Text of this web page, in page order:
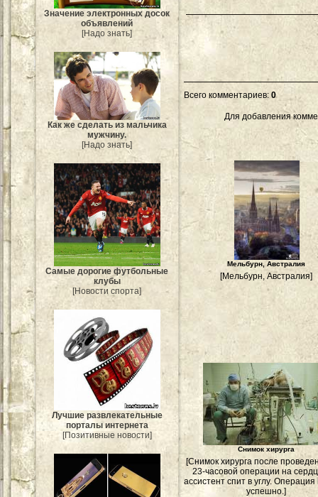
Значение электронных досок
объявлений
[Надо знать]
Как же сделать из мальчика
мужчину.
[Надо знать]
Самые дорогие футбольные
клубы
[Новости спорта]
Лучшие развлекательные
порталы интернета
[Позитивные новости]
Всего комментариев: 0
Для добавления
Мельбурн, Австралия
[Мельбурн, Австралия]
Снимок хирурга
[Снимок хирурга после
23-часовой операции на
ассистент спит в углу.
успешно.]